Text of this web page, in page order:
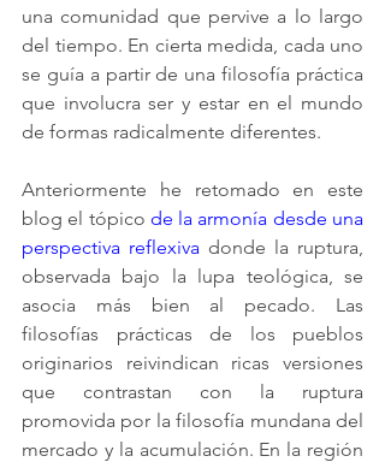
una comunidad que pervive a lo largo
del tiempo. En cierta medida, cada uno
se guía a partir de una filosofía práctica
que involucra ser y estar en el mundo
de formas radicalmente diferentes.
Anteriormente he retomado en este
blog el tópico de la armonía desde una
perspectiva reflexiva donde la ruptura,
observada bajo la lupa teológica, se
asocia más bien al pecado. Las
filosofías prácticas de los pueblos
originarios reivindican ricas versiones
que contrastan con la ruptura
promovida por la filosofía mundana del
mercado y la acumulación. En la región